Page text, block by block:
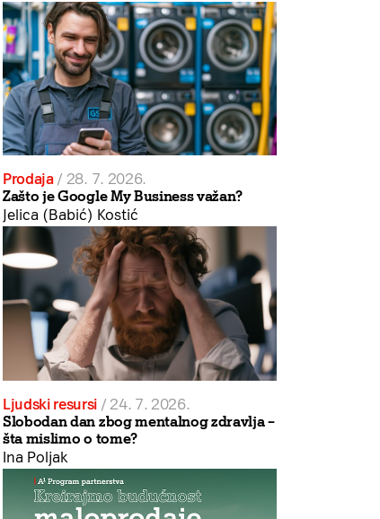
Prodaja / 28. 7. 2026.
Zašto je Google My Business važan?
Jelica (Babić) Kostić
Ljudski resursi / 24. 7. 2026.
Slobodan dan zbog mentalnog zdravlja –
šta mislimo o tome?
Ina Poljak